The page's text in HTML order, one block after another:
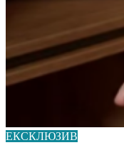
ЕКСКЛЮЗИВ